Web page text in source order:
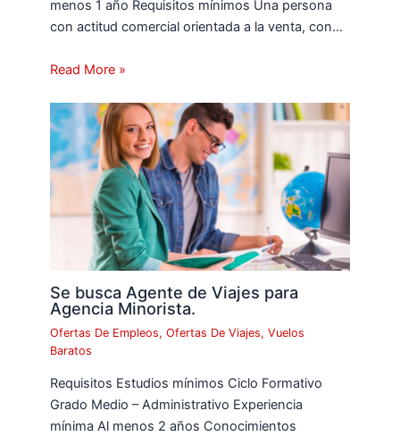
menos 1 año Requisitos mínimos Una persona
con actitud comercial orientada a la venta, con…
Read More »
Se busca Agente de Viajes para
Agencia Minorista.
Ofertas De Empleos,Ofertas De Viajes,Vuelos
Baratos
Requisitos Estudios mínimos Ciclo Formativo
Grado Medio – Administrativo Experiencia
mínima Al menos 2 años Conocimientos